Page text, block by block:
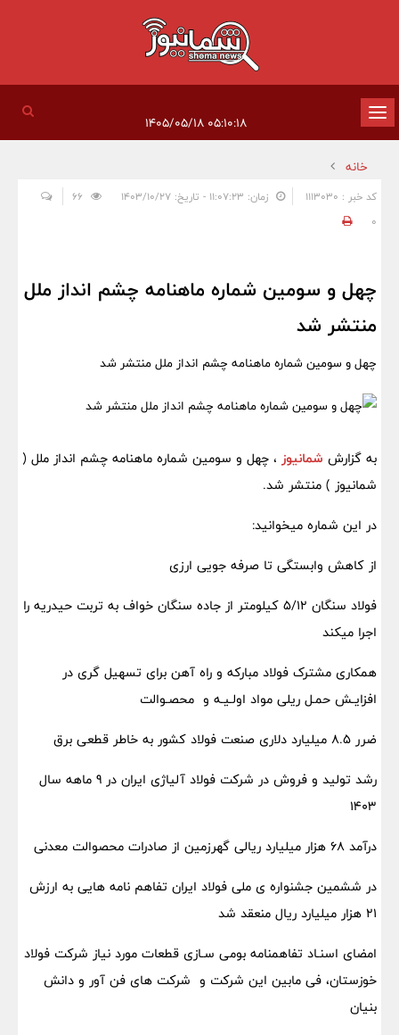
تغییر
وضعیت
ناوبری
۰۵:۱۰:۱۸ ۱۴۰۵/۰۵/۱۸
خانه
کد خبر : 1113030 زمان: ۱۱:۰۷:۲۳ - تاریخ: ۱۴۰۳/۱۰/۲۷
0
چهل و سومین شماره ماهنامه چشم انداز ملل
منتشر شد
چهل و سومین شماره ماهنامه چشم انداز ملل منتشر شد
به گزارش شمانیوز ، چهل و سومین شماره ماهنامه چشم انداز ملل (
شمانیوز ) منتشر شد.
در این شماره میخوانید:
از کاهش وابستگی تا صرفه جویی ارزی
فولاد سنگان ۵/۱۲ کیلومتر از جاده سنگان خواف به تربت حیدریه را
اجرا میکند
همکاری مشترک فولاد مبارکه و راه آهن برای تسهیل گری در
افزایـش حمـل ریلی مواد اولـیـه و محصـوالت
ضرر ۸.۵ میلیارد دلاری صنعت فولاد کشور به خاطر قطعی برق
رشد تولید و فروش در شرکت فولاد آلیاژی ایران در 9 ماهه سال
1403
درآمد ۶۸ هزار میلیارد ریالی گهرزمین از صادرات محصوالت معدنی
در ششمین جشنواره ی ملی فولاد ایران تفاهم نامه هایی به ارزش
۲۱ هزار میلیارد ریال منعقد شد
امضای اسنـاد تفاهمنامه بومی سـازی قطعات مورد نیاز شرکت فولاد
خوزستان، فی مابین این شرکت و شرکت های فن آور و دانش
بنیان